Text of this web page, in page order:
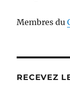
Membres du
RECEVEZ